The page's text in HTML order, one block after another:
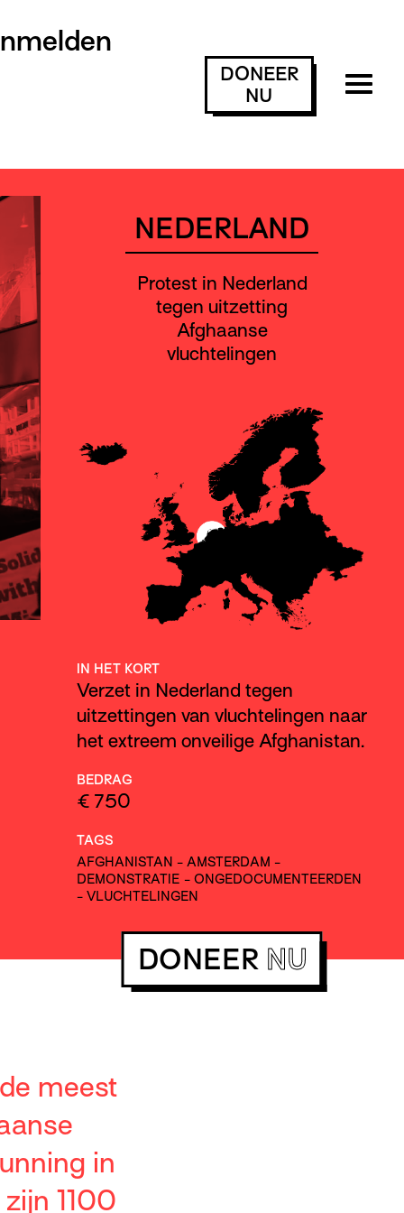
DONEER
NU
NEDERLAND
Protest in Nederland
tegen uitzetting
Afghaanse
vluchtelingen
IN HET KORT
Verzet in Nederland tegen
uitzettingen van vluchtelingen naar
het extreem onveilige Afghanistan.
BEDRAG
€ 750
TAGS
AFGHANISTAN - AMSTERDAM -
DEMONSTRATIE - ONGEDOCUMENTEERDEN
- VLUCHTELINGEN
DONEER NU
meest
in
1100